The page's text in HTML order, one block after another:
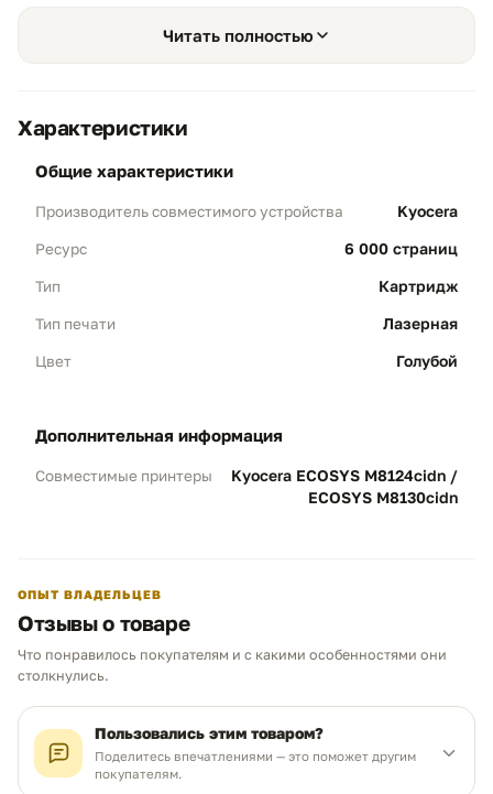
максимально приближена к оригиналу, что
материалы и презентации без искажения
Сочные голубые оттенки на
6 000 страниц:Полное соответствие
заявленному ресурсу оригинального
картриджа. Оптимально для рекламных
03 Бережный уход за системой
ECOSYS Protection:
специальные добавки, которые полируют
поверхность фотобарабана, предотвращая
его преждевременный износ и налипание
порошка.
Читать полностью
Характеристики
общие характеристики
Производитель совместимого устройства Kyocera
Ресурс 6 000 страниц
Тип Картридж
Тип печати Лазерная
Цвет Голубой
дополнительная информация
Совместимые принтеры
Kyocera ECOSYS M8124cidn /
ECOSYS M8130cidn
ОПЫТ ВЛАДЕЛЬЦЕВ
Отзывы о товаре
Что понравилось покупателям и с какими особенностями они
столкнулись.
Пользовались этим товаром?
Поделитесь впечатлениями — это поможет другим
покупателям.
Ответим в рабочее время